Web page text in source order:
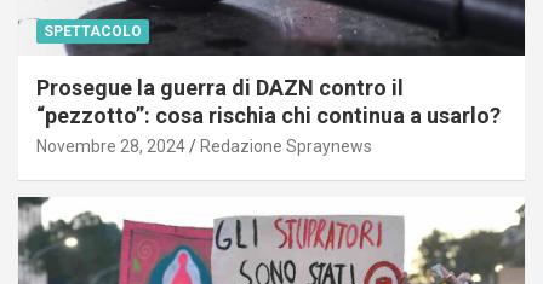
SPETTACOLO
Prosegue la guerra di DAZN contro il
“pezzotto”: cosa rischia chi continua a usarlo?
Novembre 28, 2024 Redazione Spraynews